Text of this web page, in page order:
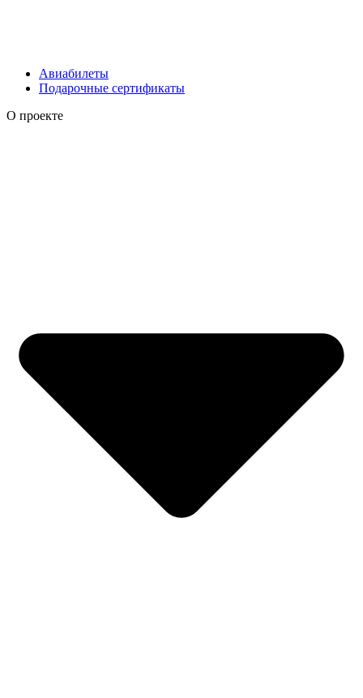
Авиабилеты
Подарочные сертификаты
О проекте